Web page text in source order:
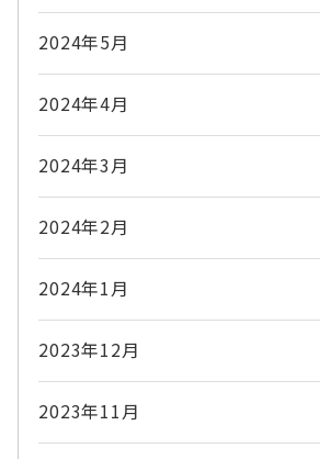
2024年5月
2024年4月
2024年3月
2024年2月
2024年1月
2023年12月
2023年11月